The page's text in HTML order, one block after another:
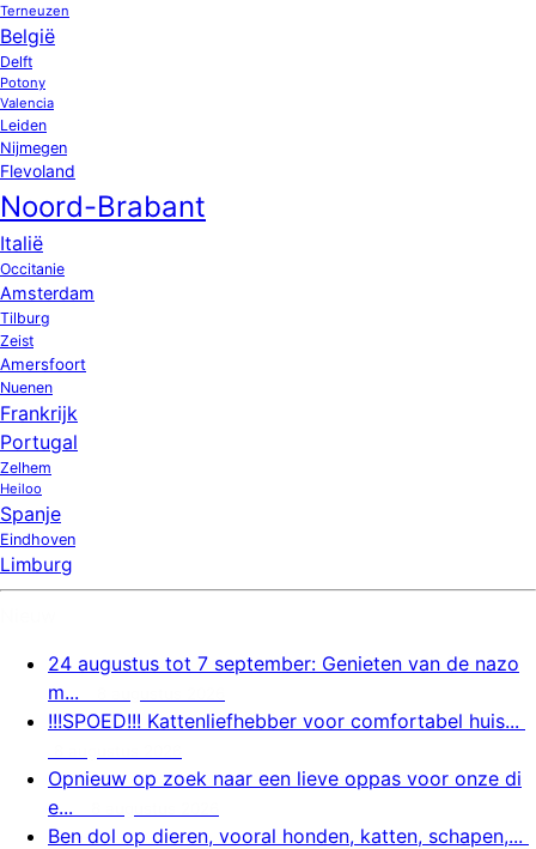
Terneuzen
België
Delft
Potony
Valencia
Leiden
Nijmegen
Flevoland
Noord-Brabant
Italië
Occitanie
Amsterdam
Tilburg
Zeist
Amersfoort
Nuenen
Frankrijk
Portugal
Zelhem
Heiloo
Spanje
Eindhoven
Limburg
24 augustus tot 7 september: Genieten van de nazo
m...
!!!SPOED!!! Kattenliefhebber voor comfortabel huis...
Opnieuw op zoek naar een lieve oppas voor onze di
e...
Ben dol op dieren, vooral honden, katten, schapen,...